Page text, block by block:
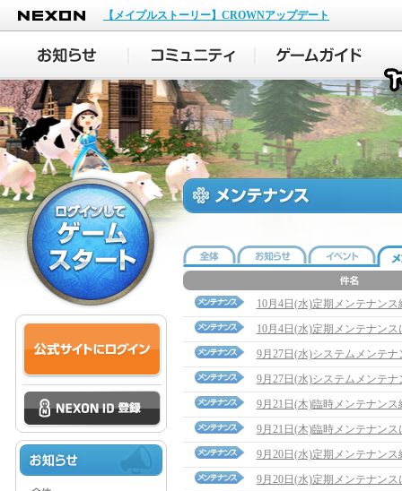
NEXON
【メイプルストーリー】CROWNアップデート
10月4日(水)定期メンテナン
10月4日(水)定期メンテナンス
9月27日(水)システムメンテ
9月27日(水)システムメンテナ
9月21日(木)臨時メンテナン
9月21日(木)臨時メンテナンス
9月20日(水)定期メンテナン
9月20日(水)定期メンテナンス